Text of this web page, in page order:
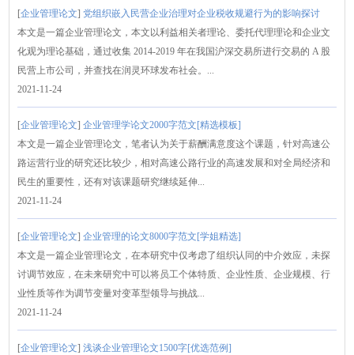
[企业管理论文] 党组织嵌入民营企业治理对企业税收规避行为的影响探讨
本文是一篇企业管理论文，本文以利益相关者理论、委托代理理论和企业文
化观为理论基础，通过收集 2014-2019 年在我国沪深交易所进行交易的 A 股
民营上市公司，并查找在润灵环球发布社会。...
2021-11-24
[企业管理论文]企业管理学论文2000字范文[精选模板]
本文是一篇企业管理论文，笔者认为关于薪酬满意度这个课题，针对高速公
路运营行业的研究还比较少，相对高速公路行业的高速发展和对全局经济和
民生的重要性，还有对该课题研究继续延伸...
2021-11-24
[企业管理论文]企业管理的论文8000字范文[学姐精选]
本文是一篇企业管理论文，在本研究中仅考虑了组织认同的中介效应，未探
讨调节效应，在未来研究中可以将员工个体特质、企业性质、企业规模、行
业性质等作为调节变量对变革型领导与挑战...
2021-11-24
[企业管理论文]浅谈企业管理论文1500字[优选范例]